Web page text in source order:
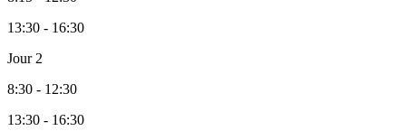
13:30 - 16:30
Jour 2
8:30 - 12:30
13:30 - 16:30